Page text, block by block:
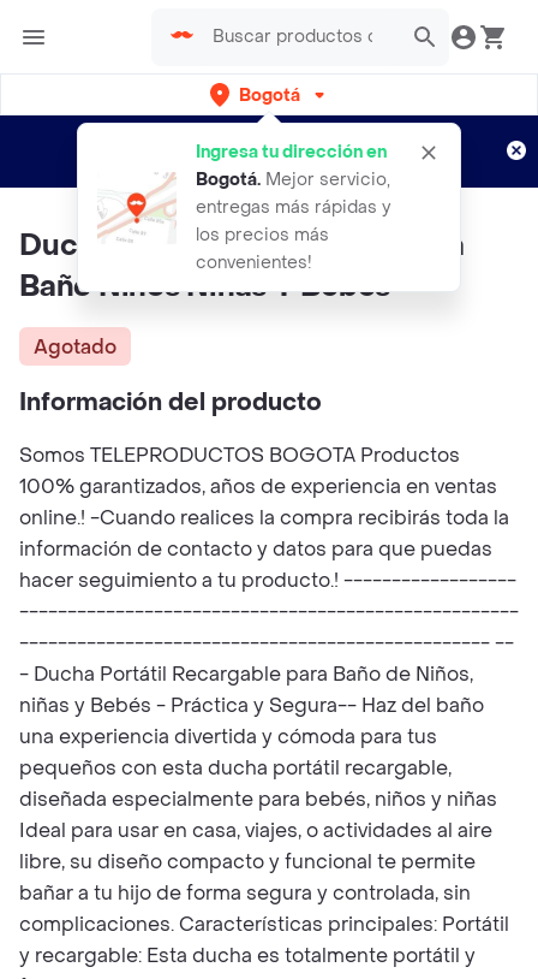
Bogotá
Ingresa tu dirección en
Bogotá. Mejor servicio,
entregas más rápidas y
los precios más
convenientes!
envíos gratis por semanas
Aplican TyC
Ducha Portátil Recargable Para
Baño Niños Niñas Y Bebes
Agotado
Información del producto
Somos TELEPRODUCTOS BOGOTA Productos
100% garantizados, años de experiencia en ventas
online.! -Cuando realices la compra recibirás toda la
información de contacto y datos para que puedas
hacer seguimiento a tu producto.! ------------------
----------------------------------------------------
------------------------------------------------- --
- Ducha Portátil Recargable para Baño de Niños,
niñas y Bebés - Práctica y Segura-- Haz del baño
una experiencia divertida y cómoda para tus
pequeños con esta ducha portátil recargable,
diseñada especialmente para bebés, niños y niñas
Ideal para usar en casa, viajes, o actividades al aire
libre, su diseño compacto y funcional te permite
bañar a tu hijo de forma segura y controlada, sin
complicaciones. Características principales: Portátil
y recargable: Esta ducha es totalmente portátil y